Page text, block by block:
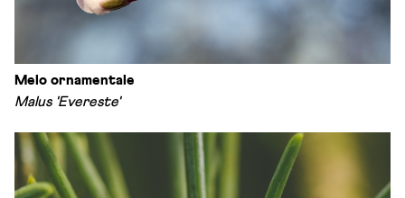
Melo ornamentale
Malus 'Evereste'